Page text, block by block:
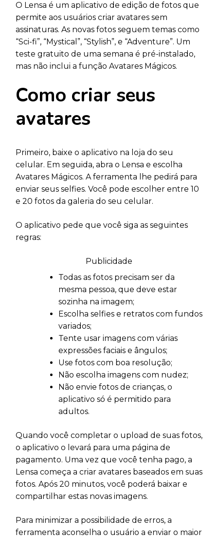
O Lensa é um aplicativo de edição de fotos que
permite aos usuários criar avatares sem
assinaturas. As novas fotos seguem temas como
“Sci-fi”, “Mystical”, “Stylish”, e “Adventure”. Um
teste gratuito de uma semana é pré-instalado,
mas não inclui a função Avatares Mágicos.
Como criar seus
avatares
Primeiro, baixe o aplicativo na loja do seu
celular. Em seguida, abra o Lensa e escolha
Avatares Mágicos. A ferramenta lhe pedirá para
enviar seus selfies. Você pode escolher entre 10
e 20 fotos da galeria do seu celular.
O aplicativo pede que você siga as seguintes
regras:
Publicidade
Todas as fotos precisam ser da
mesma pessoa, que deve estar
sozinha na imagem;
Escolha selfies e retratos com fundos
variados;
Tente usar imagens com várias
expressões faciais e ângulos;
Use fotos com boa resolução;
Não escolha imagens com nudez;
Não envie fotos de crianças, o
aplicativo só é permitido para
adultos.
Quando você completar o upload de suas fotos,
o aplicativo o levará para uma página de
pagamento. Uma vez que você tenha pago, a
Lensa começa a criar avatares baseados em suas
fotos. Após 20 minutos, você poderá baixar e
compartilhar estas novas imagens.
Para minimizar a possibilidade de erros, a
ferramenta aconselha o usuário a enviar o maior